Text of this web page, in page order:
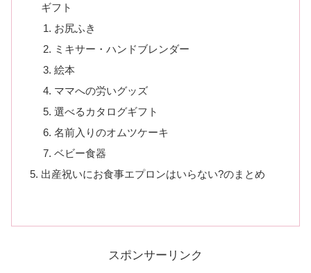
ギフト
お尻ふき
ミキサー・ハンドブレンダー
絵本
ママへの労いグッズ
選べるカタログギフト
名前入りのオムツケーキ
ベビー食器
出産祝いにお食事エプロンはいらない?のまとめ
スポンサーリンク